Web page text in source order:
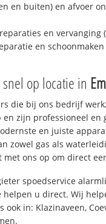
en buiten) en afvoer
en vervanging
en schoonmaken
op locatie in
die bij ons bedrijf
en zijn professioneel en
en juiste
zowel gas als
met ons op om direct
spoedservice
helpen u direct. Wij
ook in: Klazinaveen,